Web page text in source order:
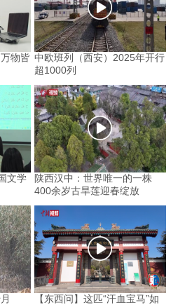
物皆 中欧班列（西安）2025年开行
超1000列
文学
陕西汉中：世界唯一的一株
400余岁古旱莲迎春绽放
【东西问】这匹“汗血宝马”如